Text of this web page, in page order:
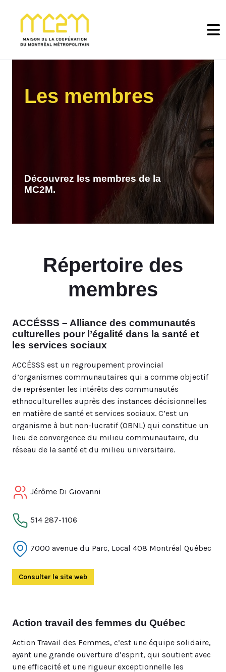
Les membres
Découvrez les membres de la
MC2M.
Répertoire des
membres
ACCÉSSS – Alliance des communautés
culturelles pour l’égalité dans la santé et
les services sociaux
ACCÉSSS est un regroupement provincial
d’organismes communautaires qui a comme objectif
de représenter les intérêts des communautés
ethnoculturelles auprès des instances décisionnelles
en matière de santé et services sociaux. C’est un
organisme à but non-lucratif (OBNL) qui constitue un
lieu de convergence du milieu communautaire, du
réseau de la santé et du milieu universitaire.
Jérôme Di Giovanni
514 287-1106
7000 avenue du Parc, Local 408 Montréal Québec
Consulter le site web
Action travail des femmes du Québec
Action Travail des Femmes, c’est une équipe solidaire,
ayant une grande ouverture d’esprit, qui soutient avec
une efficacité et une rigueur exceptionnelle les